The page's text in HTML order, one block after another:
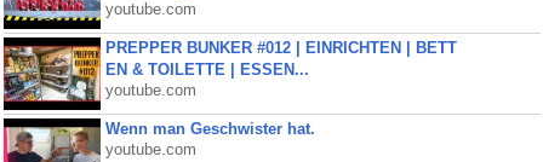
youtube.com
PREPPER BUNKER #012 | EINRICHTEN | BETT
EN & TOILETTE | ESSEN...
youtube.com
Wenn man Geschwister hat.
youtube.com